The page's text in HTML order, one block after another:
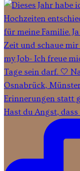
Hast du Angst,